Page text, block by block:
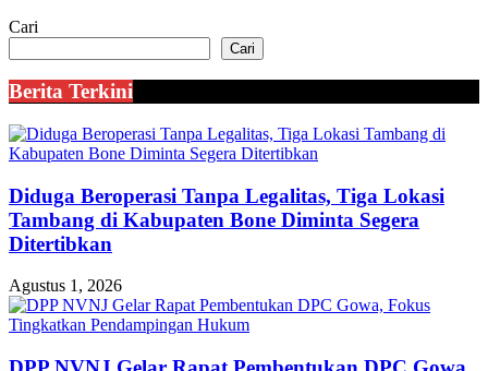
Cari
Cari
Berita Terkini
Diduga Beroperasi Tanpa Legalitas, Tiga Lokasi
Tambang di Kabupaten Bone Diminta Segera
Ditertibkan
Agustus 1, 2026